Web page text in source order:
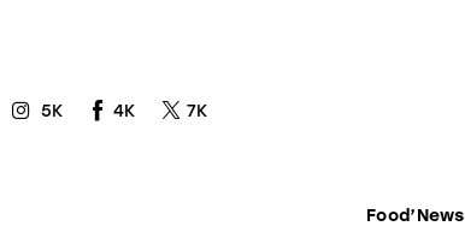
5K 4K 7K
Food’News